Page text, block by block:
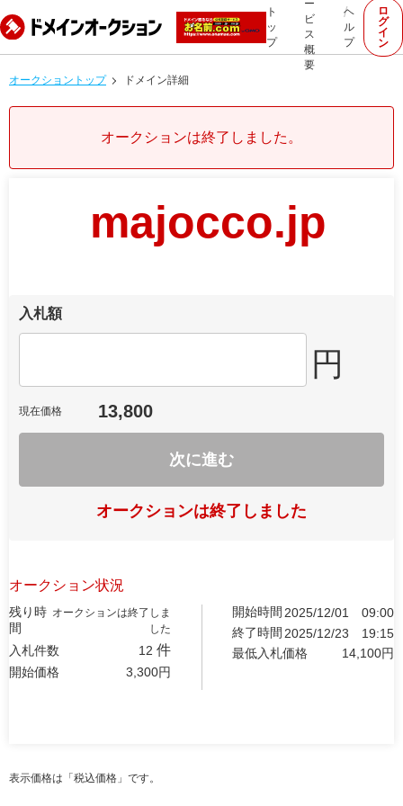
ト
ッ
プ
ー
ビ
ス
概
要
ヘ
ル
プ
ロ
グ
イ
ン
オークショントップ ドメイン詳細
オークションは終了しました。
majocco.jp
入札額
円
現在価格 13,800
次に進む
オークションは終了しました
オークション状況
残り時
間
オークションは終了しま
した
入札件数 12 件
開始価格 3,300円
開始時間 2025/12/01
09:00
終了時間 2025/12/23
19:15
最低入札価格
14,100円
表示価格は「税込価格」です。